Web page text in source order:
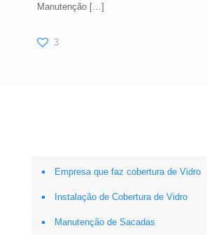
Manutenção […]
3
Empresa que faz cobertura de Vidro
Instalação de Cobertura de Vidro
Manutenção de Sacadas